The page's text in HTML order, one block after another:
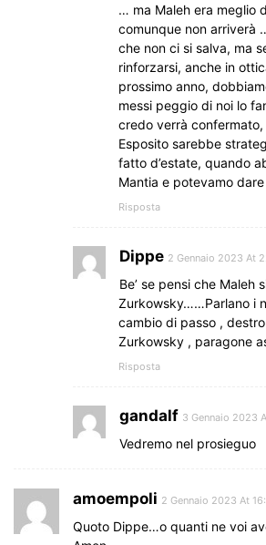
… ma Maleh era meglio
comunque non arriverà
che non ci si salva, ma
rinforzarsi, anche in
prossimo anno,
messi peggio di noi lo
credo verrà confermato,
Esposito sarebbe
fatto d’estate, quando
Mantia e potevamo
Risposta
Dippe 2 Gennaio 2023 At
Be’ se pensi che Maleh
Zurkowsky……Parlano i
cambio di passo ,
Zurkowsky , paragone
Risposta
gandalf 3 Gennaio 2023
Vedremo nel prosieguo
amoempoli 2 Gennaio 2023 At
Quoto Dippe…o quanti ne voi